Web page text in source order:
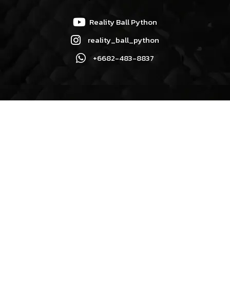
Reality Ball Python
reality_ball_python
+6682-483-8837